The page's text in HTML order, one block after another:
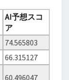
AI予想スコ
ア
74.565803
66.315127
60.496047